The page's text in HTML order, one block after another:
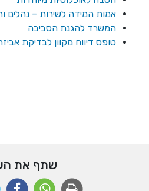
אמות המידה לשירות – נהלים
המשרד להגנת הסביבה
טופס דיווח מקוון לבדיקת
שתף את